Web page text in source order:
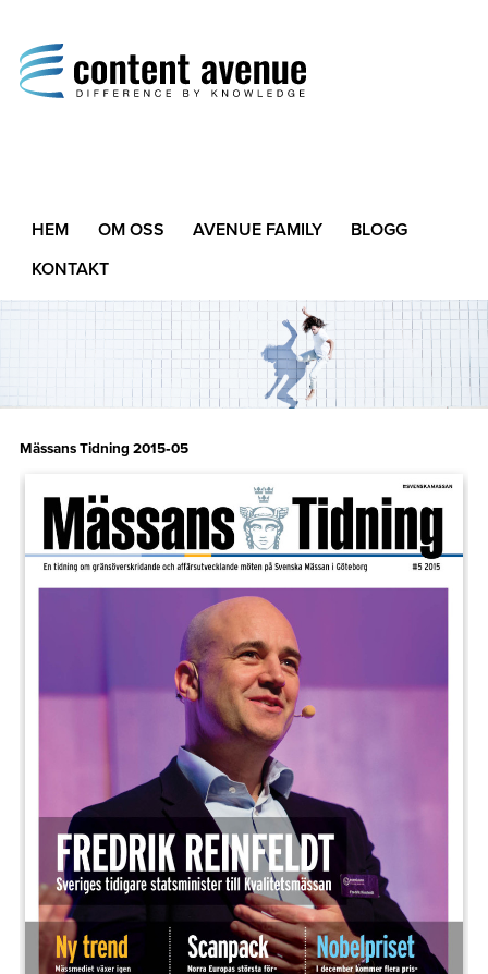
Difference by Knowledge
HEM OM OSS AVENUE FAMILY
BLOGG
KONTAKT
Mässans Tidning 2015‑05